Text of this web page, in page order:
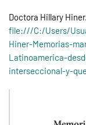
Doctora Hillary Hiner.
file:///C:/Users/
Hiner-Memorias-
Latinoamerica-
interseccional-y-